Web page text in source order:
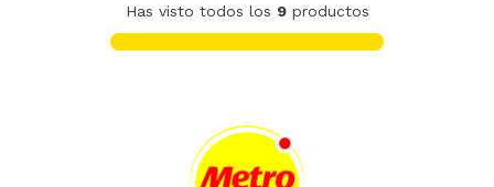
Has visto todos los 9productos